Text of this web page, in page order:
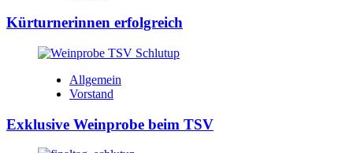
Kürturnerinnen erfolgreich
Allgemein
Vorstand
Exklusive Weinprobe beim TSV